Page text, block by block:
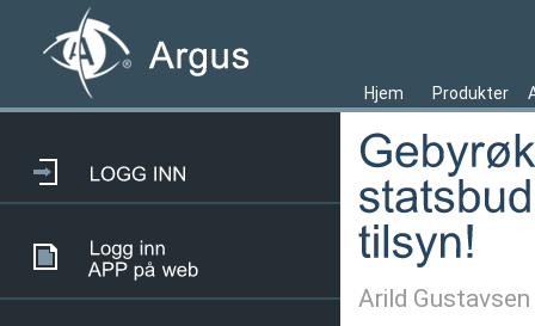
Hjem Produkter
Arild